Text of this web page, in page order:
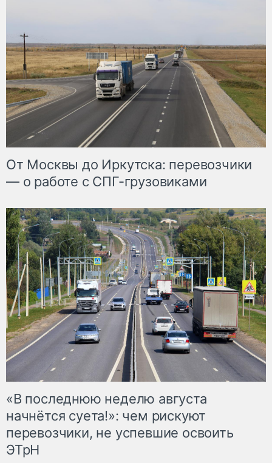
От Москвы до Иркутска: перевозчики
— о работе с СПГ-грузовиками
«В последнюю неделю августа
начнётся суета!»: чем рискуют
перевозчики, не успевшие освоить
ЭТрН